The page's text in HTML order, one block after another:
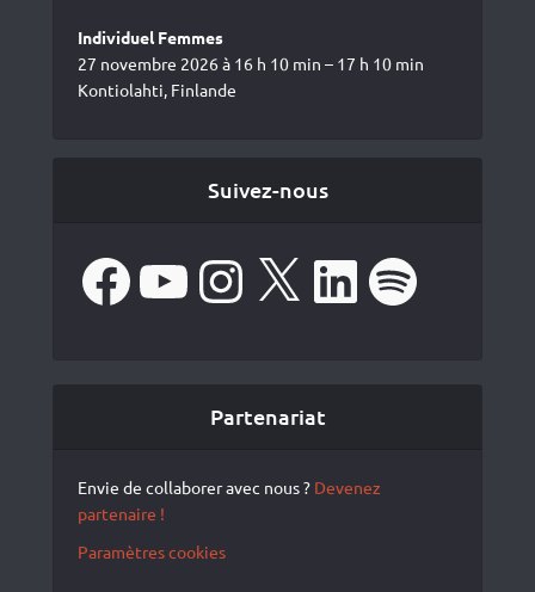
Individuel Femmes
27 novembre 2026 à 16 h 10 min – 17 h 10 min
Kontiolahti, Finlande
Suivez-nous
FacebookYouTube Instagram LinkedIn Spotify
Partenariat
Envie de collaborer avec nous ? Devenez
partenaire !
Paramètres cookies